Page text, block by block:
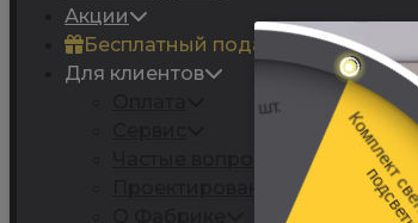
Акции
Бесплатный подарок
Для клиентов